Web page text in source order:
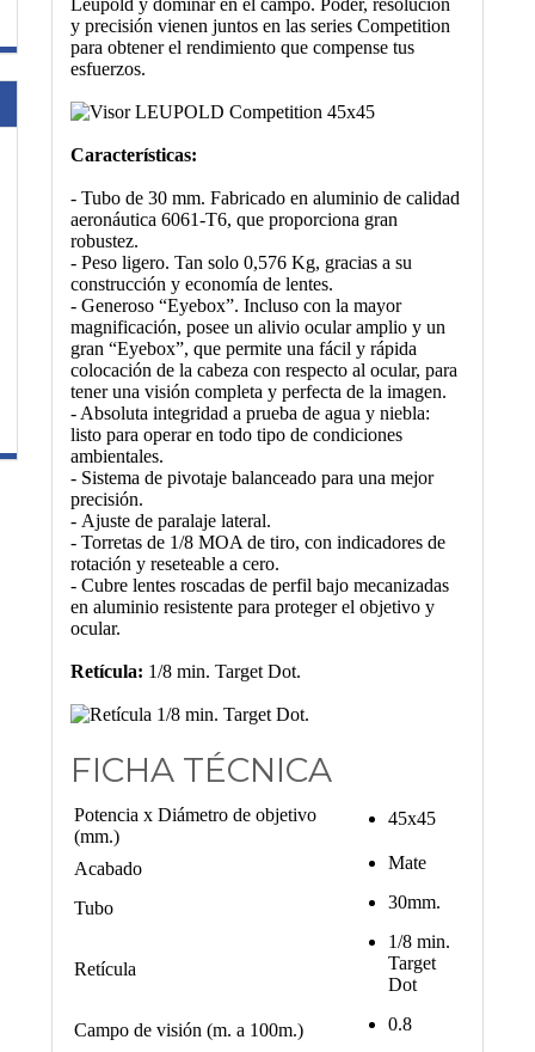
Leupold y dominar en el campo. Poder, resolución
y precisión vienen juntos en las series Competition
para obtener el rendimiento que compense tus
esfuerzos.
Características:
- Tubo de 30 mm. Fabricado en aluminio de calidad
aeronáutica 6061-T6, que proporciona gran
robustez.
- Peso ligero. Tan solo 0,576 Kg, gracias a su
construcción y economía de lentes.
- Generoso “Eyebox”. Incluso con la mayor
magnificación, posee un alivio ocular amplio y un
gran “Eyebox”, que permite una fácil y rápida
colocación de la cabeza con respecto al ocular, para
tener una visión completa y perfecta de la imagen.
- Absoluta integridad a prueba de agua y niebla:
listo para operar en todo tipo de condiciones
ambientales.
- Sistema de pivotaje balanceado para una mejor
precisión.
- Ajuste de paralaje lateral.
- Torretas de 1/8 MOA de tiro, con indicadores de
rotación y reseteable a cero.
- Cubre lentes roscadas de perfil bajo mecanizadas
en aluminio resistente para proteger el objetivo y
ocular.
Retícula: 1/8 min. Target Dot.
FICHA TÉCNICA
Potencia x Diámetro de objetivo
(mm.)
45x45
Acabado Mate
Tubo 30mm.
Retícula
1/8 min.
Target
Dot
Campo de visión (m. a 100m.)
0.8